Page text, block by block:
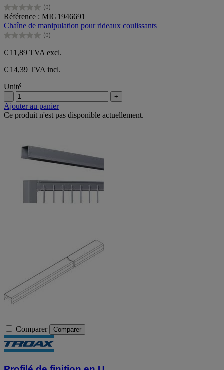
(0)
0.0
sur
5
étoiles.
Référence : MIG1946691
Chaîne de manipulation pour rideaux coulissants
(0)
0.0
sur
5
étoiles.
€ 11,89 TVA excl.
€ 14,39 TVA incl.
Unité
- +
Ajouter au panier
Ce produit n'est pas disponible actuellement.
Comparer Comparer